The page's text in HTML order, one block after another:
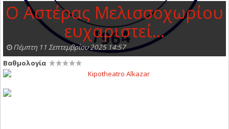
Ο Αστέρας Μελισσοχωρίου
ευχαριστεί…
Πέμπτη 11 Σεπτεμβρίου 2025 14:57
Βαθμολογία